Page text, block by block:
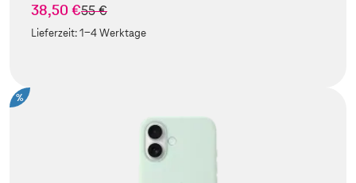
38,50 €statt
55 €
Lieferzeit:1-4 Werktage
%